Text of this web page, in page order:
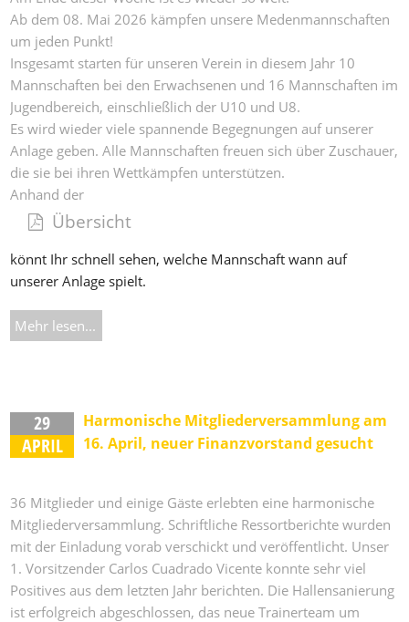
Ab dem 08. Mai 2026 kämpfen unsere Medenmannschaften
um jeden Punkt!
Insgesamt starten für unseren Verein in diesem Jahr 10
Mannschaften bei den Erwachsenen und 16 Mannschaften im
Jugendbereich, einschließlich der U10 und U8.
Es wird wieder viele spannende Begegnungen auf unserer
Anlage geben. Alle Mannschaften freuen sich über Zuschauer,
die sie bei ihren Wettkämpfen unterstützen.
Anhand der
Übersicht
könnt Ihr schnell sehen, welche Mannschaft wann auf
unserer Anlage spielt.
Mehr lesen...
29
APRIL
Harmonische Mitgliederversammlung am
16. April, neuer Finanzvorstand gesucht
36 Mitglieder und einige Gäste erlebten eine harmonische
Mitgliederversammlung. Schriftliche Ressortberichte wurden
mit der Einladung vorab verschickt und veröffentlicht. Unser
1. Vorsitzender Carlos Cuadrado Vicente konnte sehr viel
Positives aus dem letzten Jahr berichten. Die Hallensanierung
ist erfolgreich abgeschlossen, das neue Trainerteam um